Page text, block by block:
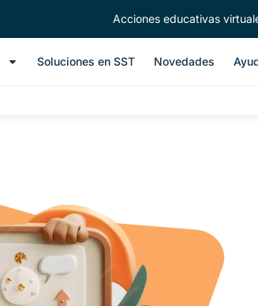
Acciones educativas
Soluciones en SST Novedades